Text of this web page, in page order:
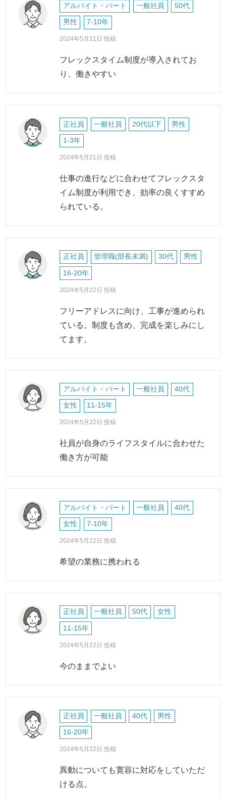
アルバイト・パート 一般社員 50代
男性 7-10年
2024年5月21日 投稿
フレックスタイム制度が導入されてお
り、働きやすい
正社員 一般社員 20代以下 男性
1-3年
2024年5月21日 投稿
仕事の進行などに合わせてフレックスタ
イム制度が利用でき、効率の良くすすめ
られている。
正社員 管理職(部長未満) 30代 男性
16-20年
2024年5月22日 投稿
フリーアドレスに向け、工事が進められ
ている。制度も含め、完成を楽しみにし
てます。
アルバイト・パート 一般社員 40代
女性 11-15年
2024年5月22日 投稿
社員が自身のライフスタイルに合わせた
働き方が可能
アルバイト・パート 一般社員 40代
女性 7-10年
2024年5月22日 投稿
希望の業務に携われる
正社員 一般社員 50代 女性
11-15年
2024年5月22日 投稿
今のままでよい
正社員 一般社員 40代 男性
16-20年
2024年5月22日 投稿
異動についても寛容に対応をしていただ
ける点。